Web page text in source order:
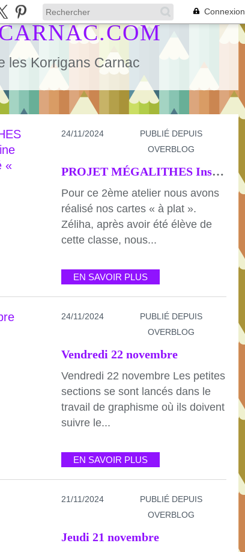
Connexion
les Korrigans Carnac
24/11/2024
PUBLIÉ DEPUIS
OVERBLOG
PROJET MÉGALITHES Inscription au patrimoine mondial de l’Humanité « ATELIER 2 CARTES SENSIBLES »
Pour ce 2ème atelier nous avons
réalisé nos cartes « à plat ».
Zéliha, après avoir été élève de
cette classe, nous...
EN SAVOIR PLUS
24/11/2024
PUBLIÉ DEPUIS
OVERBLOG
Vendredi 22 novembre
Vendredi 22 novembre Les petites
sections se sont lancés dans le
travail de graphisme où ils doivent
suivre le...
EN SAVOIR PLUS
21/11/2024
PUBLIÉ DEPUIS
OVERBLOG
Jeudi 21 novembre